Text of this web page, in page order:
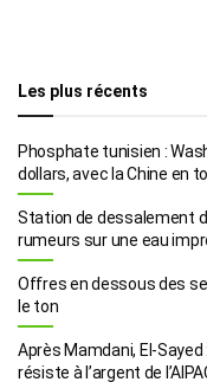
Les plus récents
Phosphate tunisien :
dollars, avec la Chine en
Station de dessalement
rumeurs sur une eau
Offres en dessous des
le ton
Après Mamdani, El-
résiste à l’argent de